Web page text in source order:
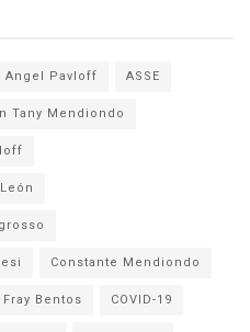
Angel Pavloff ASSE
Tany Mendiondo
Constante Mendiondo
Bentos COVID-19